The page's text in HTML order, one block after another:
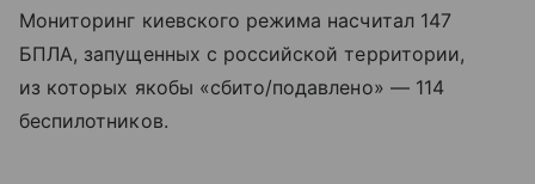
Мониторинг киевского режима насчитал 147
БПЛА, запущенных с российской территории,
из которых якобы «сбито/подавлено» — 114
беспилотников.